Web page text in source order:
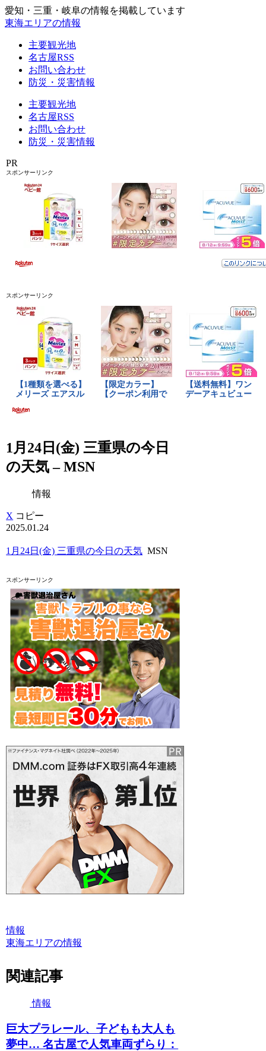
愛知・三重・岐阜の情報を掲載しています
東海エリアの情報
主要観光地
名古屋RSS
お問い合わせ
防災・災害情報
主要観光地
名古屋RSS
お問い合わせ
防災・災害情報
PR
スポンサーリンク
スポンサーリンク
1月24日(金) 三重県の今日
の天気 – MSN
情報
X コピー
2025.01.24
1月24日(金) 三重県の今日の天気 MSN
スポンサーリンク
情報
東海エリアの情報
関連記事
情報
巨大プラレール、子どもも大人も
夢中… 名古屋で人気車両ずらり：